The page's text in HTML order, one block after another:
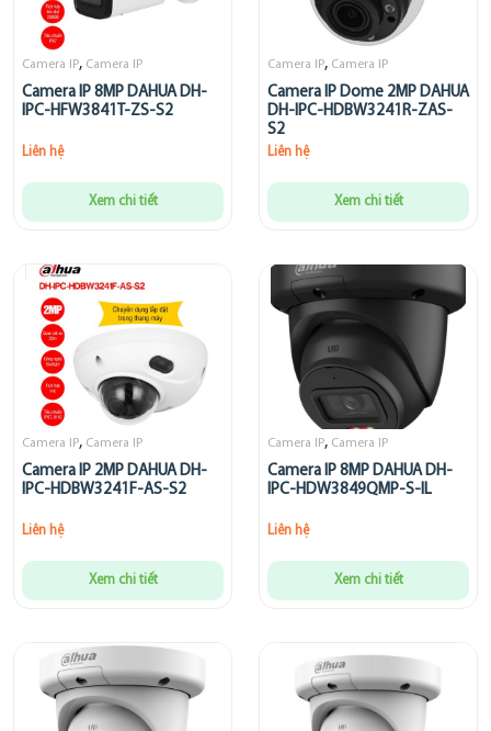
Camera IP, Camera IP
Camera IP 8MP DAHUA DH-
IPC-HFW3841T-ZS-S2
Liên hệ
Xem chi tiết
Camera IP, Camera IP
Camera IP Dome 2MP DAHUA
DH-IPC-HDBW3241R-ZAS-
S2
Liên hệ
Xem chi tiết
Camera IP, Camera IP
Camera IP 2MP DAHUA DH-
IPC-HDBW3241F-AS-S2
Liên hệ
Xem chi tiết
Camera IP, Camera IP
Camera IP 8MP DAHUA DH-
IPC-HDW3849QMP-S-IL
Liên hệ
Xem chi tiết